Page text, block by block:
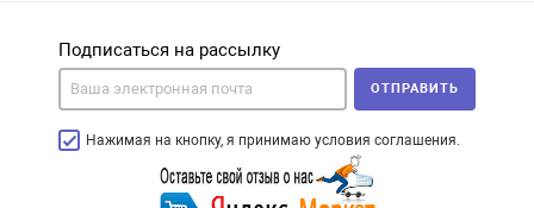
Подписаться на рассылку
Нажимая на кнопку, я принимаю условия соглашения.
ОТПРАВИТЬ